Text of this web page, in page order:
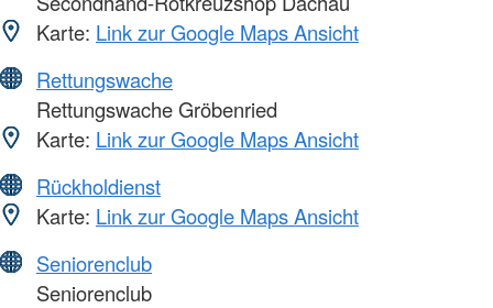
Karte: Link zur Google Maps Ansicht
Rettungswache
Rettungswache Gröbenried
Karte: Link zur Google Maps Ansicht
Rückholdienst
Karte: Link zur Google Maps Ansicht
Seniorenclub
Seniorenclub